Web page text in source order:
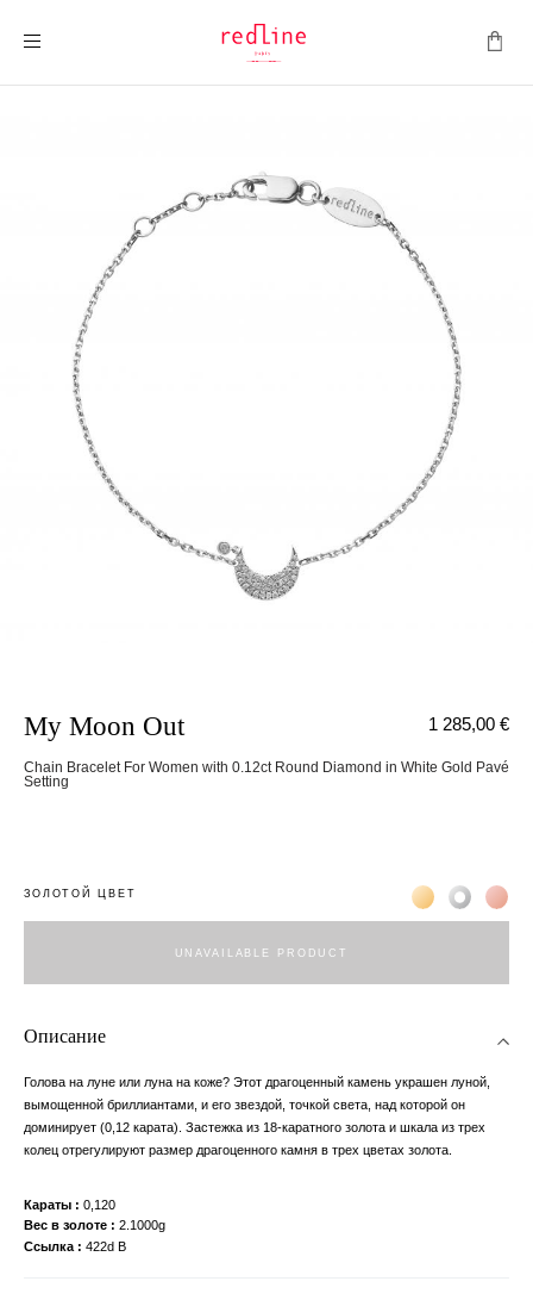
My Moon Out
Chain Bracelet For Women with 0.12ct Round Diamond in White Gold Pavé
Setting
1 285,00 €
ЗОЛОТОЙ ЦВЕТ Жёлтое золото
Белое
UNAVAILABLE PRODUCT
Описание
Голова на луне или луна на коже? Этот драгоценный камень украшен луной,
вымощенной бриллиантами, и его звездой, точкой света, над которой он
доминирует (0,12 карата). Застежка из 18-каратного золота и шкала из трех
колец отрегулируют размер драгоценного камня в трех цветах золота.
Караты
0,120
Вес в золоте
2.1000g
Ссылка
422d B